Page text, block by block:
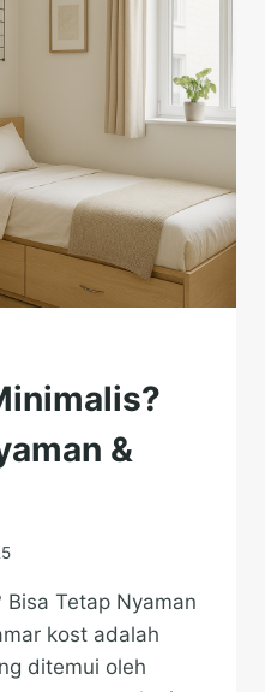
&
Bisa Tetap Nyaman
kost adalah
ditemui oleh